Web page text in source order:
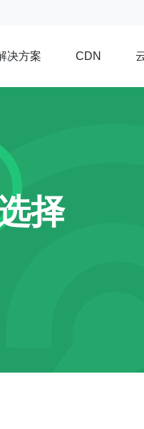
决方案 CDN
择